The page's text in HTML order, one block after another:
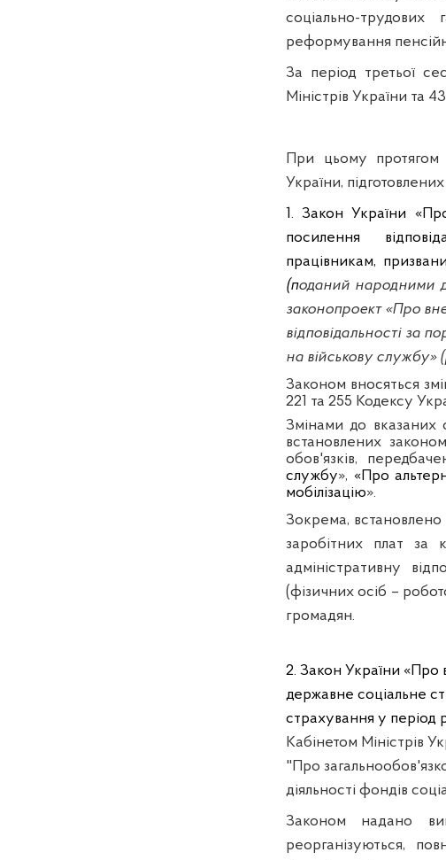
соціально-трудових
реформування
За період третьої
Міністрів України та 4
При цьому протягом
України,
1. Закон України
посилення
працівникам,
(поданий народними
законопроект «Про
відповідальності за
на військову
Законом вносяться
221 та 255 Кодексу
Змінами до вказаних
встановлених
обов'язків,
службу», «Про
мобілізацію».
Зокрема, встановлено
заробітних плат за
адміністративну
(фізичних осіб –
громадян.
2. Закон України «Про
державне соціальне
страхування у період
Кабінетом Міністрів
"Про
діяльності фондів
Законом надано
реорганізуються,